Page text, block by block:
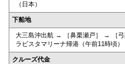
（日本）
下船地
大三島沖出航 → ［鼻栗瀬戸］ → ［
ラビスタマリーナ帰港（午前11時頃）
クルーズ代金